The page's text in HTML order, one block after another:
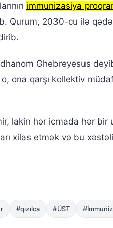
immunizasiya
Qurum, 2030-cu ilə
Ghebreyesus
ona qarşı kollektiv
lakin hər icmada hər bir
xilas etmək və bu
#qızılca #ÜST